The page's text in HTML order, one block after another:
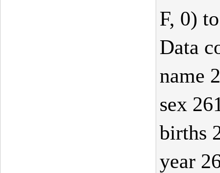
F, 0)
Data
name
sex
births
year